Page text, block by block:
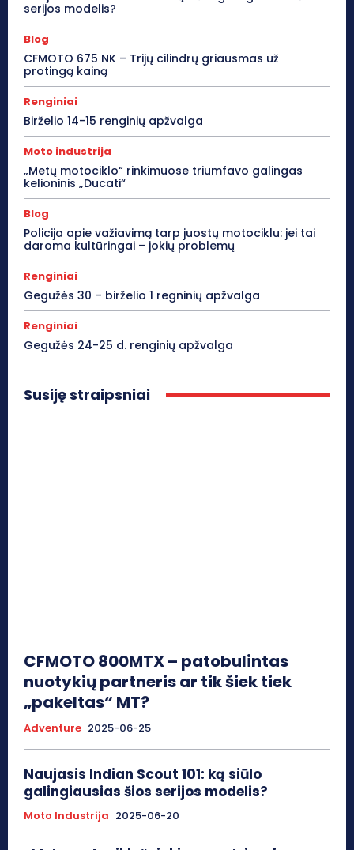
serijos modelis?
Blog
CFMOTO 675 NK – Trijų cilindrų griausmas už
protingą kainą
Renginiai
Birželio 14-15 renginių apžvalga
Moto industrija
„Metų motociklo“ rinkimuose triumfavo galingas
kelioninis „Ducati“
Blog
Policija apie važiavimą tarp juostų motociklu: jei tai
daroma kultūringai – jokių problemų
Renginiai
Gegužės 30 – birželio 1 regninių apžvalga
Renginiai
Gegužės 24-25 d. renginių apžvalga
Susiję straipsniai
CFMOTO 800MTX – patobulintas
nuotykių partneris ar tik šiek tiek
„pakeltas“ MT?
Adventure 2025-06-25
Naujasis Indian Scout 101: ką siūlo
galingiausias šios serijos modelis?
Moto Industrija 2025-06-20